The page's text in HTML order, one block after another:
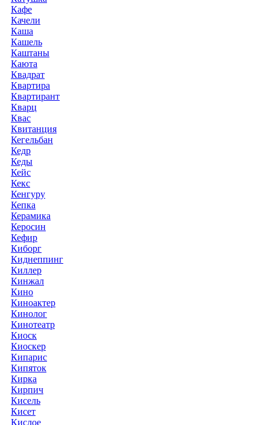
Кафе
Качели
Каша
Кашель
Каштаны
Каюта
Квадрат
Квартира
Квартирант
Кварц
Квас
Квитанция
Кегельбан
Кедр
Кеды
Кейс
Кекс
Кенгуру
Кепка
Керамика
Керосин
Кефир
Киборг
Киднеппинг
Киллер
Кинжал
Кино
Киноактер
Кинолог
Кинотеатр
Киоск
Киоскер
Кипарис
Кипяток
Кирка
Кирпич
Кисель
Кисет
Кислое